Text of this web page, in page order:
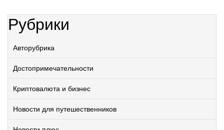
Рубрики
Авторубрика
Достопримечательности
Криптовалюта и бизнес
Новости для путешественников